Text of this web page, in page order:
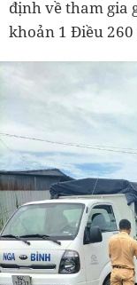
định về tham gia
khoản 1 Điều